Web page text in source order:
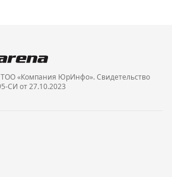
«Компания ЮрИнфо». Cвидетельство
СИ от 27.10.2023